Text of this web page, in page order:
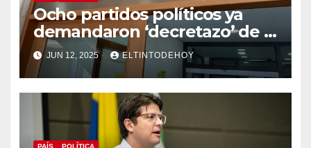
Ocho partidos políticos ya
demandaron ‘decretazo’ de la
consulta popular
JUN 12, 2025 ELTINTODEHOY
PAÍS POLÍTICA